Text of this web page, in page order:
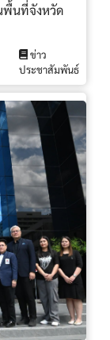
พื้นที่จังหวัด
ข่าว
ประชาสัมพันธ์